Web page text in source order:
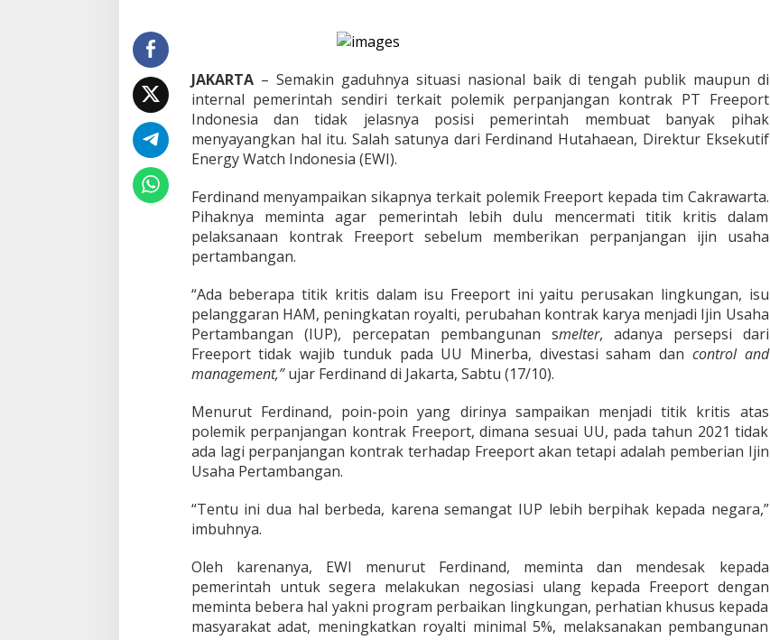
d
e
n
e
a
s
T
r
a
i
t
F
r
e
p
o
JAKARTA– Semakin gaduhnya situasi nasional baik di tengah publik maupun di
internal pemerintah sendiri terkait polemik perpanjangan kontrak PT Freeport
Indonesia dan tidak jelasnya posisi pemerintah membuat banyak pihak
menyayangkan hal itu. Salah satunya dari Ferdinand Hutahaean, Direktur Eksekutif
Energy Watch Indonesia (EWI).
Ferdinand menyampaikan sikapnya terkait polemik Freeport kepada tim Cakrawarta.
Pihaknya meminta agar pemerintah lebih dulu mencermati titik kritis dalam
pelaksanaan kontrak Freeport sebelum memberikan perpanjangan ijin usaha
pertambangan.
“Ada beberapa titik kritis dalam isu Freeport ini yaitu perusakan lingkungan, isu
pelanggaran HAM, peningkatan royalti, perubahan kontrak karya menjadi Ijin Usaha
Pertambangan (IUP), percepatan pembangunan smelter, adanya persepsi dari
Freeport tidak wajib tunduk pada UU Minerba, divestasi saham dan control and
management,”ujar Ferdinand di Jakarta, Sabtu (17/10).
Menurut Ferdinand, poin-poin yang dirinya sampaikan menjadi titik kritis atas
polemik perpanjangan kontrak Freeport, dimana sesuai UU, pada tahun 2021 tidak
ada lagi perpanjangan kontrak terhadap Freeport akan tetapi adalah pemberian Ijin
Usaha Pertambangan.
“Tentu ini dua hal berbeda, karena semangat IUP lebih berpihak kepada negara,”
imbuhnya.
Oleh karenanya, EWI menurut Ferdinand, meminta dan mendesak kepada
pemerintah untuk segera melakukan negosiasi ulang kepada Freeport dengan
meminta bebera hal yakni program perbaikan lingkungan, perhatian khusus kepada
masyarakat adat, meningkatkan royalti minimal 5%, melaksanakan pembangunan